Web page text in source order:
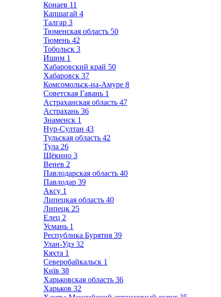
Конаев 11
Капшагай 4
Талгар 3
Тюменская область 50
Тюмень 42
Тобольск 3
Ишим 1
Хабаровский край 50
Хабаровск 37
Комсомольск-на-Амуре 8
Советская Гавань 1
Астраханская область 47
Астрахань 36
Знаменск 1
Нур-Султан 43
Тульская область 42
Тула 26
Щёкино 3
Венев 2
Павлодарская область 40
Павлодар 39
Аксу 1
Липецкая область 40
Липецк 25
Елец 2
Усмань 1
Республика Бурятия 39
Улан-Удэ 32
Кяхта 1
Северобайкальск 1
Київ 38
Харьковская область 36
Харьков 32